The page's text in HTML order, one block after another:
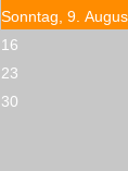
Sonntag, 9.
16
23
30